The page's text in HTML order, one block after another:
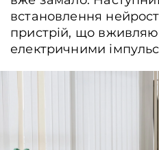
встановлення
пристрій, що
електричними